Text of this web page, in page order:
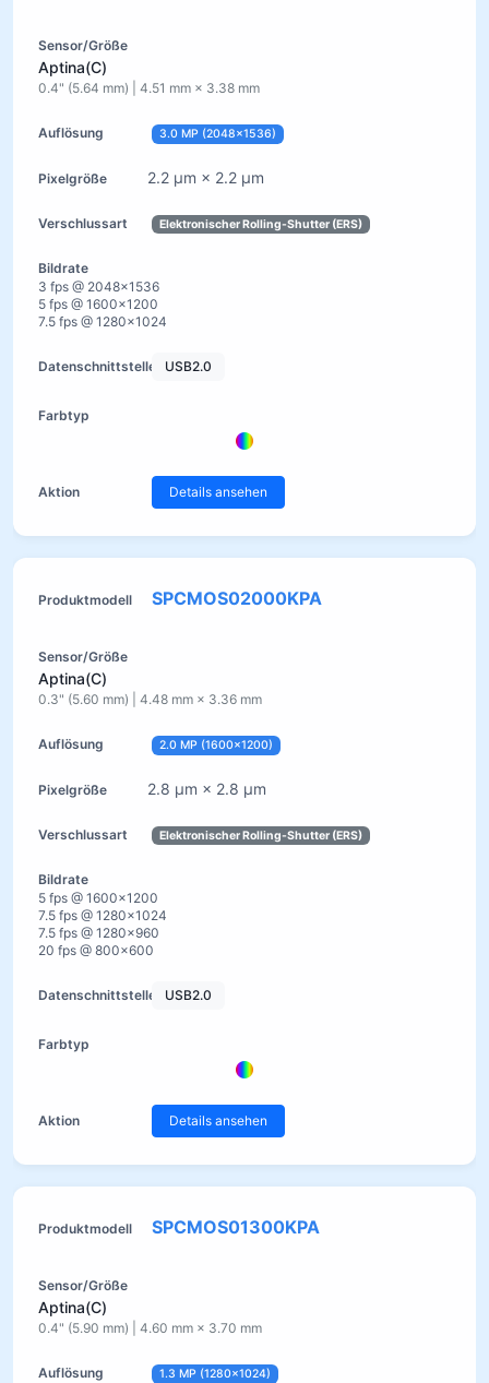
Aptina(C)
0.4" (5.64 mm) | 4.51 mm × 3.38 mm
3.0 MP (2048×1536)
2.2 µm × 2.2 µm
Elektronischer Rolling-Shutter (ERS)
3 fps @ 2048×1536
5 fps @ 1600×1200
7.5 fps @ 1280×1024
USB2.0
Details ansehen
SPCMOS02000KPA
Aptina(C)
0.3" (5.60 mm) | 4.48 mm × 3.36 mm
2.0 MP (1600×1200)
2.8 µm × 2.8 µm
Elektronischer Rolling-Shutter (ERS)
5 fps @ 1600×1200
7.5 fps @ 1280×1024
7.5 fps @ 1280×960
20 fps @ 800×600
USB2.0
Details ansehen
SPCMOS01300KPA
Aptina(C)
0.4" (5.90 mm) | 4.60 mm × 3.70 mm
1.3 MP (1280×1024)